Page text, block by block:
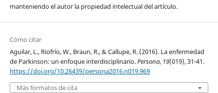
manteniendo el autor la propiedad intelectual del artículo.
Cómo citar
Aguilar, L., Riofrío, W., Braun, R., & Callupe, R. (2016). La enfermedad
de Parkinson: un enfoque interdisciplinario.Persona, 19(019), 31-41.
https://doi.org/10.26439/persona2016.n019.969
Más formatos de cita